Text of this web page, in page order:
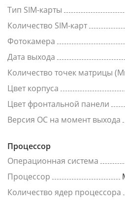
Тип SIM-карты
Количество SIM-карт
Фотокамера
Дата выхода
Количество точек матрицы
Цвет корпуса
Цвет фронтальной панели
Версия ОС на момент выхода
Процессор
Операционная система
Процессор
Количество ядер процессора